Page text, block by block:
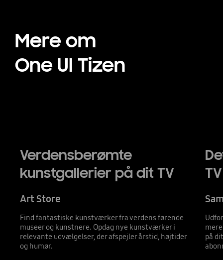
Mere om
One UI Tizen
Verdensberømte
kunstgallerier på dit TV
Art Store
Find fantastiske kunstværker fra verdens førende
museer og kunstnere. Opdag nye kunstværker i
relevante udvælgelser, der afspejler årstid, højtider
og humør.
TV
på